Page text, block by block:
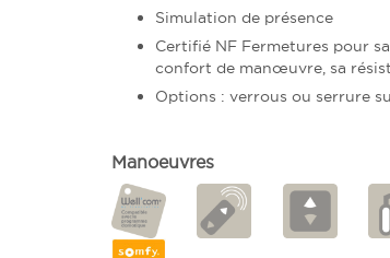
Simulation de présence
Certifié NF Fermetures pour
confort de manœuvre, sa
Options : verrous ou serrure
Manoeuvres